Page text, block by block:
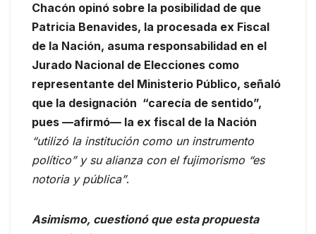
Chacón opinó sobre la posibilidad de que
Patricia Benavides, la procesada ex Fiscal
de la Nación, asuma responsabilidad en el
Jurado Nacional de Elecciones como
representante del Ministerio Público, señaló
que la designación “carecía de sentido”,
pues —afirmó— la ex fiscal de la Nación
“utilizó la institución como un instrumento
político” y su alianza con el fujimorismo “es
notoria y pública”.
Asimismo, cuestionó que esta propuesta